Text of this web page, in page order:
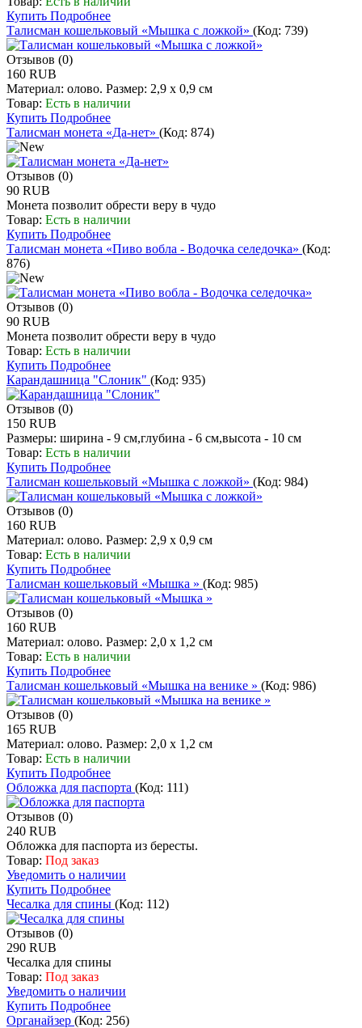
Купить Подробнее
Талисман кошельковый «Мышка с ложкой» (Код: 739)
Отзывов (0)
160 RUB
Материал: олово. Размер: 2,9 х 0,9 см
Товар: Есть в наличии
Купить Подробнее
Талисман монета «Да-нет» (Код: 874)
Отзывов (0)
90 RUB
Монета позволит обрести веру в чудо
Товар: Есть в наличии
Купить Подробнее
Талисман монета «Пиво вобла - Водочка селедочка» (Код:
876)
Отзывов (0)
90 RUB
Монета позволит обрести веру в чудо
Товар: Есть в наличии
Купить Подробнее
Карандашница "Слоник" (Код: 935)
Отзывов (0)
150 RUB
Размеры: ширина - 9 см,глубина - 6 см,высота - 10 см
Товар: Есть в наличии
Купить Подробнее
Талисман кошельковый «Мышка с ложкой» (Код: 984)
Отзывов (0)
160 RUB
Материал: олово. Размер: 2,9 х 0,9 см
Товар: Есть в наличии
Купить Подробнее
Талисман кошельковый «Мышка » (Код: 985)
Отзывов (0)
160 RUB
Материал: олово. Размер: 2,0 х 1,2 см
Товар: Есть в наличии
Купить Подробнее
Талисман кошельковый «Мышка на венике » (Код: 986)
Отзывов (0)
165 RUB
Материал: олово. Размер: 2,0 х 1,2 см
Товар: Есть в наличии
Купить Подробнее
Обложка для паспорта (Код: 111)
Отзывов (0)
240 RUB
Обложка для паспорта из бересты.
Товар: Под заказ
Уведомить о наличии
Купить Подробнее
Чесалка для спины (Код: 112)
Отзывов (0)
290 RUB
Чесалка для спины
Товар: Под заказ
Уведомить о наличии
Купить Подробнее
Органайзер (Код: 256)